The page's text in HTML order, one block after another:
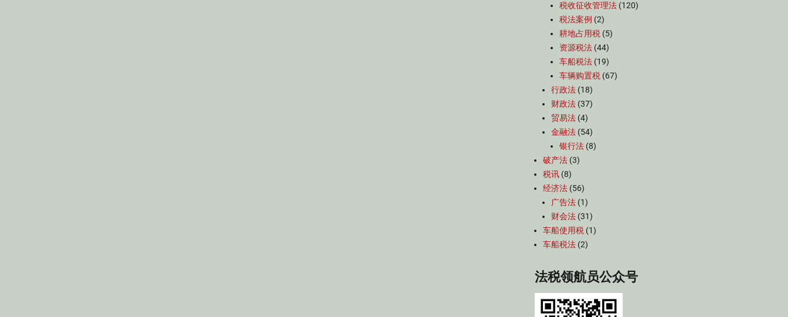
税收征收管理法 (120)
税法案例 (2)
耕地占用税 (5)
资源税法 (44)
车船税法 (19)
车辆购置税 (67)
行政法 (18)
财政法 (37)
贸易法 (4)
金融法 (54)
银行法 (8)
破产法 (3)
税讯 (8)
经济法 (56)
广告法 (1)
财会法 (31)
车船使用税 (1)
车船税法 (2)
法税领航员公众号